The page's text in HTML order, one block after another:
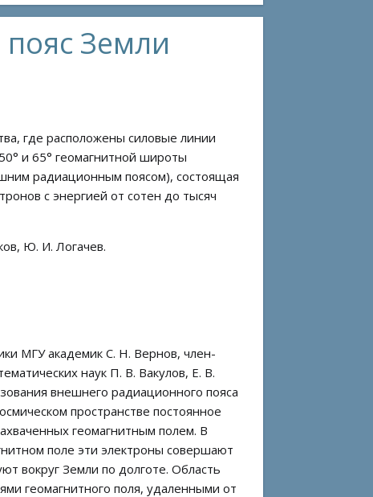
Земли
где расположены силовые линии
и 65° геомагнитной широты
радиационным поясом), состоящая
с энергией от сотен до тысяч
Ю. И. Логачев.
МГУ академик С. Н. Вернов, член-
наук П. В. Вакулов, Е. В.
внешнего радиационного пояса
пространстве постоянное
геомагнитным полем. В
поле эти электроны совершают
вокруг Земли по долготе. Область
геомагнитного поля, удаленными от